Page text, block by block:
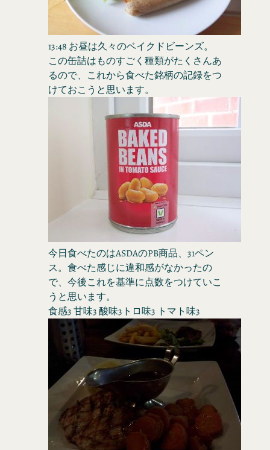
13:48 お昼は久々のベイクドビーンズ。
この缶詰はものすごく種類がたくさんあ
るので、これから食べた銘柄の記録をつ
けておこうと思います。
今日食べたのはASDAのPB商品、31ペン
ス。食べた感じに違和感がなかったの
で、今後これを基準に点数をつけていこ
うと思います。
食感3 甘味3 酸味3トロ味3 トマト味3